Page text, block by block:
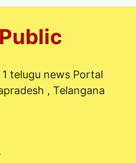
telugu news Portal
, Telangana